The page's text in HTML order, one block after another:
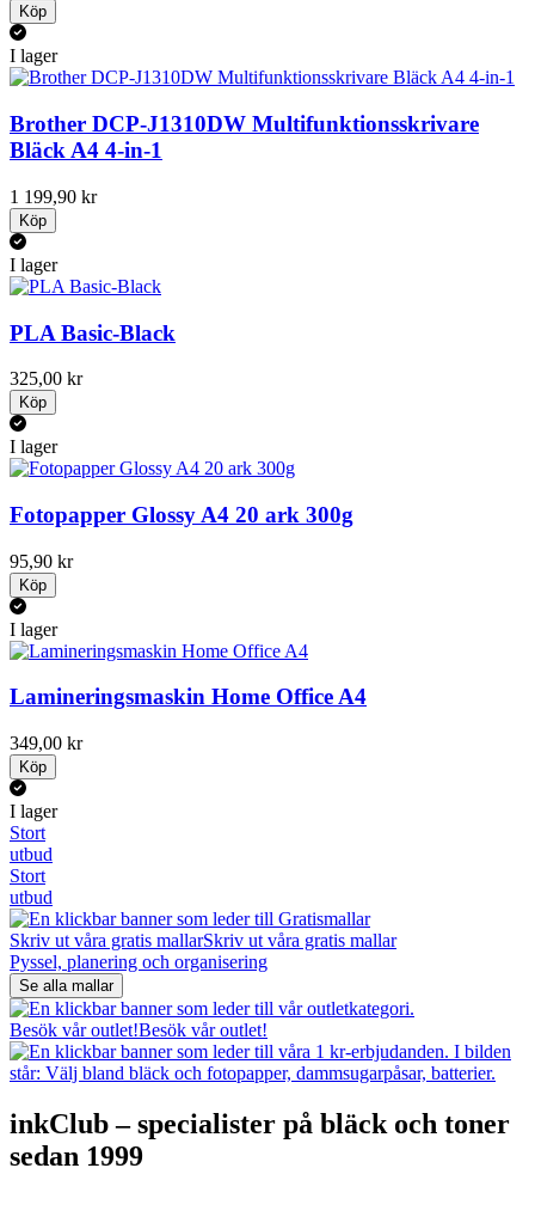
Köp
I lager
Brother DCP-J1310DW Multifunktionsskrivare
Bläck A4 4-in-1
1 199,90 kr
Köp
I lager
PLA Basic-Black
325,00 kr
Köp
I lager
Fotopapper Glossy A4 20 ark 300g
95,90 kr
Köp
I lager
Lamineringsmaskin Home Office A4
349,00 kr
Köp
I lager
Stort
utbud
Stort
utbud
Skriv ut våra gratis mallarSkriv ut våra gratis mallar
Pyssel, planering och organisering
Se alla mallar
Besök vår outlet!Besök vår outlet!
inkClub – specialister på bläck och toner
sedan 1999